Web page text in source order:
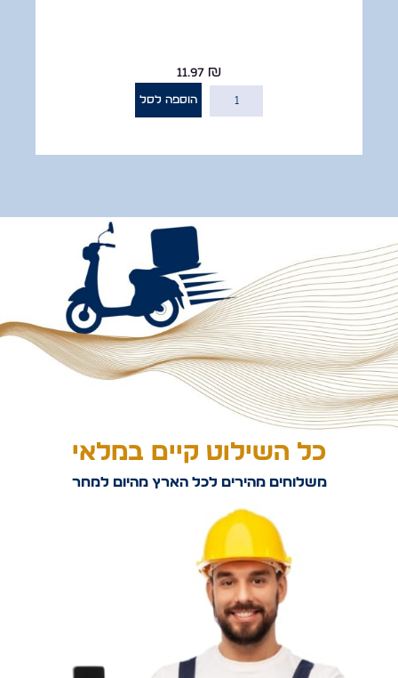
11.97₪
הוספה לסל
כל השילוט קיים במלאי
משלוחים מהירים לכל הארץ מהיום למחר